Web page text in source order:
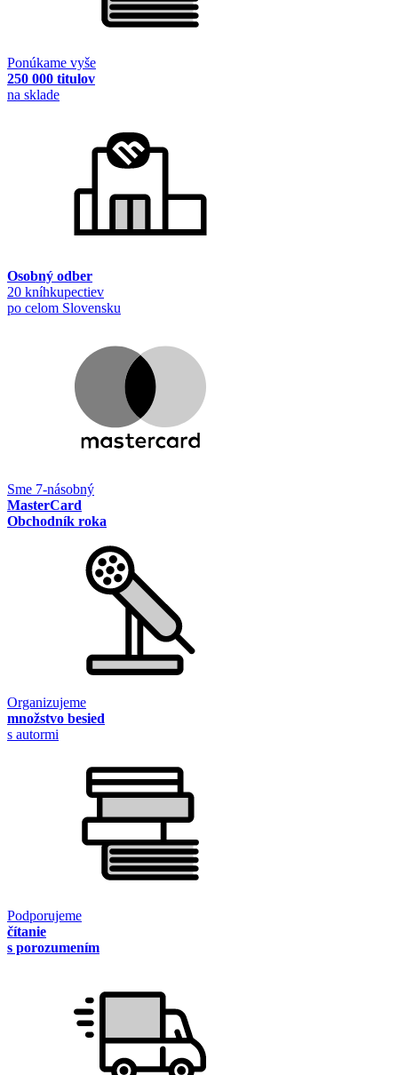
Ponúkame vyše
250 000 titulov
na sklade
Osobný odber
20 kníhkupectiev
po celom Slovensku
Sme 7-násobný
MasterCard
Obchodník roka
Organizujeme
množstvo besied
s autormi
Podporujeme
čítanie
s porozumením